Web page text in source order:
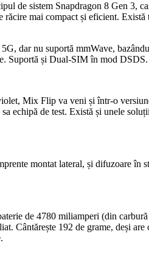
de sistem Snapdragon 8 Gen 3,
răcire mai compact și eficient.
dar nu suportă mmWave,
Suportă și Dual-SIM în mod DSDS.
Mix Flip va veni și într-o
echipă de test. Există și unele
montat lateral, și difuzoare în
de 4780 miliamperi (din
Cântărește 192 de grame, deși